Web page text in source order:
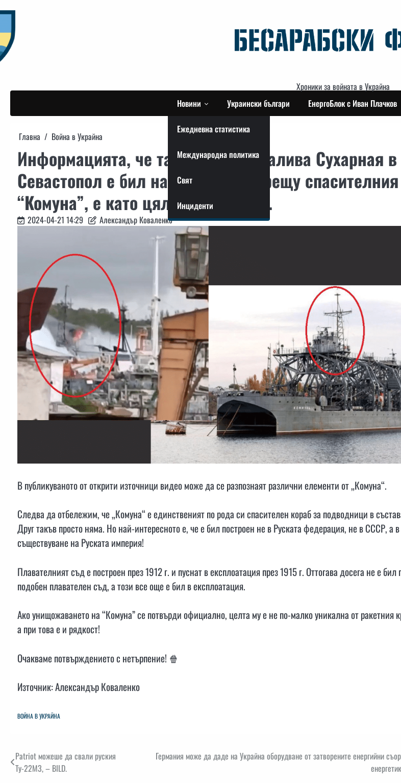
to
content
Хроники за войната в Украйна
Новини
Ежедневна статистика
Международна политика
Свят
Инциденти
Украински българи ЕнергоБлок с Иван Плачков
Главна Война в Украйна
Информацията, че тази сутрин в залива Сухарная в
Севастопол е бил нанесен удар срещу
“Комуна”, е като цяло достоверна.
2024-04-21 14:29 Александър Коваленко
В публикуваното от открити източници видео може да се разпознаят различни елементи от „Комуна“.
Следва да отбележим, че „Комуна“ е единственият по рода си спасителен кораб за подводници в
Друг такъв просто няма. Но най-интересното е, че е бил построен не в Руската федерация, не в СССР, а
съществуване на Руската империя!
Плавателният съд е построен през 1912 г. и пуснат в експлоатация през 1915 г. Оттогава досега не е бил
подобен плавателен съд, а този все още е бил в експлоатация.
Ако унищожаването на “Комуна” се потвърди официално, целта му е не по-малко уникална от ракетния
а при това е и рядкост!
Очакваме потвърждението с нетърпение! 🍿
Източник: Александър Коваленко
ВОЙНА В УКРАЙНА
Навигация
Patriot можеше да свали руския
Ту-22М3, – BILD.
Германия може да даде на Украйна оборудване от затворените енергийни